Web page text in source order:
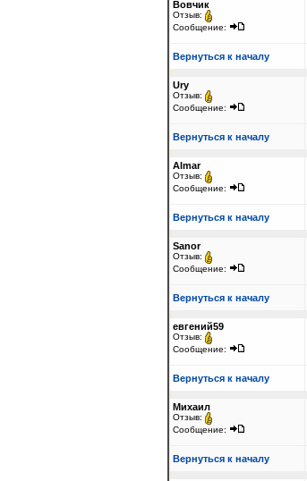
Вовчик
Отзыв:
Сообщение:
Вернуться к началу
Ury
Отзыв:
Сообщение:
Вернуться к началу
Almar
Отзыв:
Сообщение:
Вернуться к началу
Sanor
Отзыв:
Сообщение:
Вернуться к началу
евгений59
Отзыв:
Сообщение:
Вернуться к началу
Михаил
Отзыв:
Сообщение:
Вернуться к началу